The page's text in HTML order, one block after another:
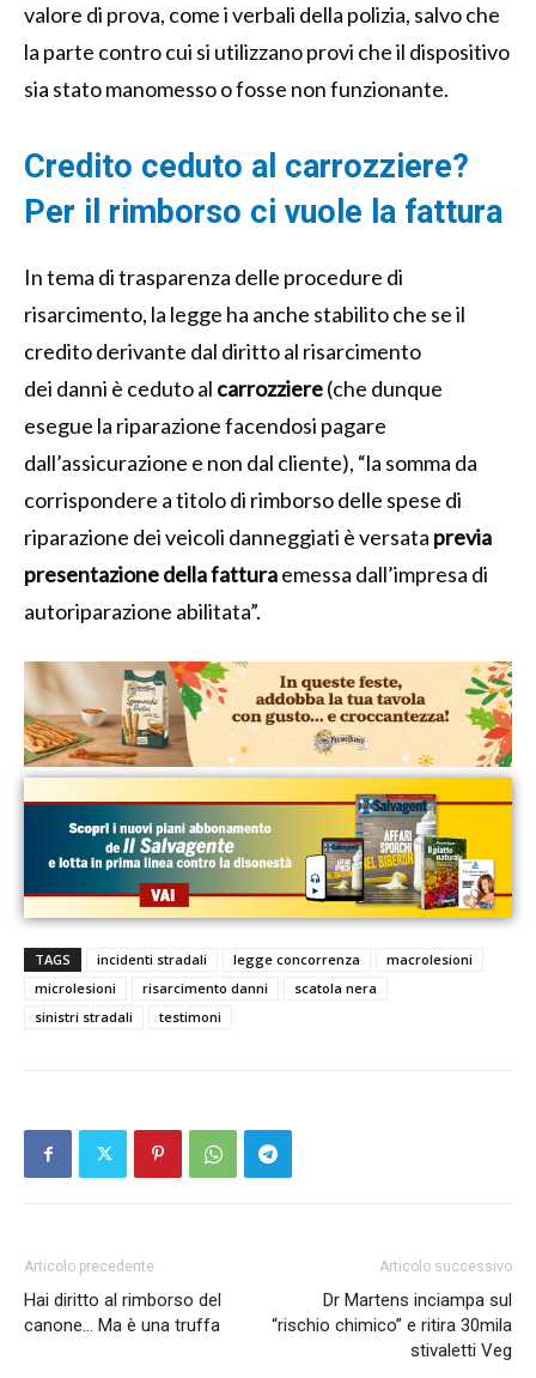
valore di prova, come i verbali della polizia, salvo che
la parte contro cui si utilizzano provi che il dispositivo
sia stato manomesso o fosse non funzionante.
Credito ceduto al carrozziere?
Per il rimborso ci vuole la fattura
In tema di trasparenza delle procedure di
risarcimento, la legge ha anche stabilito che se il
credito derivante dal diritto al risarcimento
dei danni è ceduto al carrozziere(che dunque
esegue la riparazione facendosi pagare
dall’assicurazione e non dal cliente), “la somma da
corrispondere a titolo di rimborso delle spese di
riparazione dei veicoli danneggiati è versata previa
presentazione della fatturaemessa dall’impresa di
autoriparazione abilitata”.
TAGS incidenti stradali legge concorrenza
macrolesioni
microlesioni
risarcimento danni
scatola nera
sinistri stradali
testimoni
Articolo precedente
Hai diritto al rimborso del
canone… Ma è una truffa
Articolo successivo
Dr Martens inciampa sul
“rischio chimico” e ritira 30mila
stivaletti Veg